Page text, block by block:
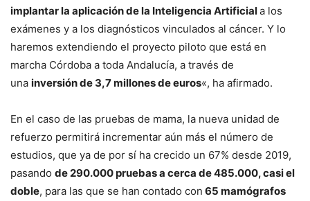
implantar la aplicación de la Inteligencia Artificiala los
exámenes y a los diagnósticos vinculados al cáncer. Y lo
haremos extendiendo el proyecto piloto que está en
marcha Córdoba a toda Andalucía, a través de
una inversión de 3,7 millones de euros«, ha afirmado.
En el caso de las pruebas de mama, la nueva unidad de
refuerzo permitirá incrementar aún más el número de
estudios, que ya de por sí ha crecido un 67% desde 2019,
pasando de 290.000 pruebas a cerca de 485.000, casi el
doble, para las que se han contado con 65 mamógrafos